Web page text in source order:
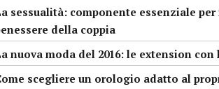
sessualità: componente essenziale per
della coppia
nuova moda del 2016: le extension con
scegliere un orologio adatto al